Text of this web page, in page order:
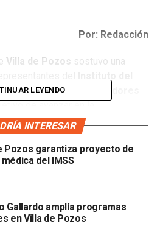
Por: Redacción
Villa de Pozos sostuvo una
para los Trabajadores
federal “Vivienda para el
temas clave
coordinación y ejecución
permitan llevar a cabo este
objetivo principal es garantizar
digna para las familias en
LEYENDO
INTERESAR
Pozos garantiza proyecto de
médica del IMSS
Gallardo amplía programas
en Villa de Pozos